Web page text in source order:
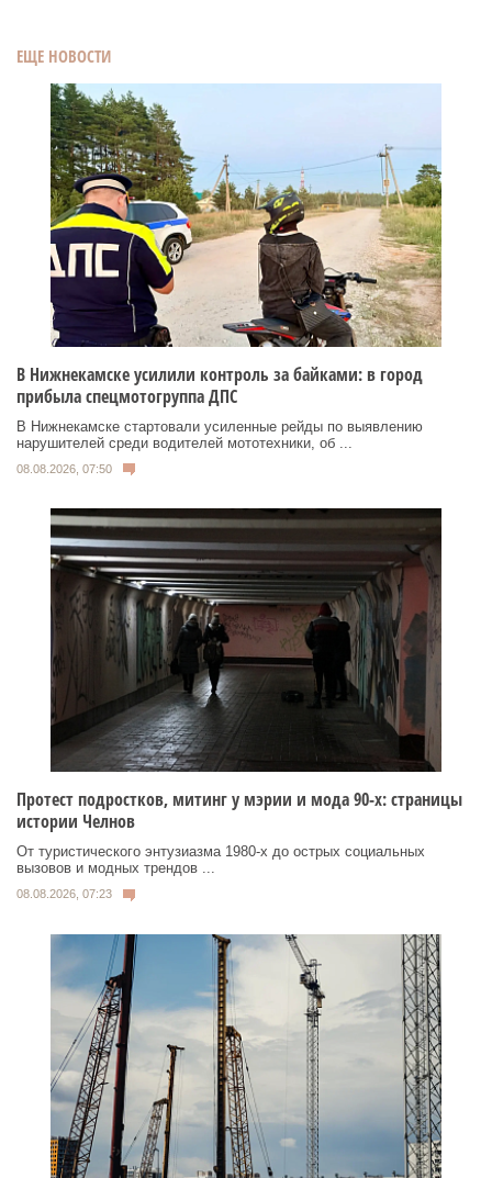
ЕЩЕ НОВОСТИ
В Нижнекамске усилили контроль за байками: в город
прибыла спецмотогруппа ДПС
В Нижнекамске стартовали усиленные рейды по выявлению
нарушителей среди водителей мототехники, об ...
08.08.2026, 07:50
Протест подростков, митинг у мэрии и мода 90-х: страницы
истории Челнов
От туристического энтузиазма 1980‑х до острых социальных
вызовов и модных трендов ...
08.08.2026, 07:23